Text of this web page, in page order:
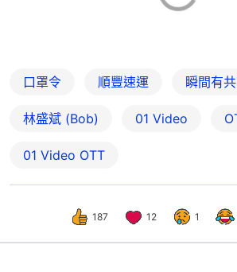
口罩令 順豐速運 瞬間有
林盛斌 (Bob) 01 Video
01‌ ‌Video‌ ‌OTT
187 12 1